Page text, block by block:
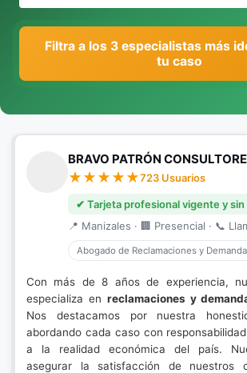
Filtra a los 3 especialistas más
tu caso
BRAVO PATRÓN
723 Usuarios
✔ Tarjeta profesional vigente y
📍 Manizales · 🏢 Presencial · 📞
Abogado de Reclamaciones y
Con más de 8 años de experiencia,
especializa en reclamaciones y
Nos destacamos por nuestra
abordando cada caso con
a la realidad económica del país.
asegurar la satisfacción de nuestros